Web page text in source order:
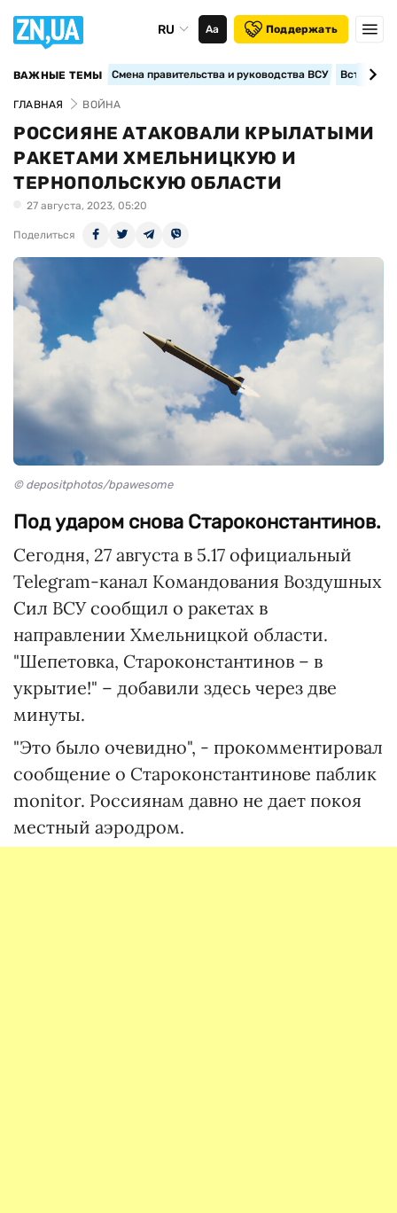
RU Аа Поддержать
ВАЖНЫЕ ТЕМЫ Смена правительства и руководства ВСУ
ГЛАВНАЯ ВОЙНА
РОССИЯНЕ АТАКОВАЛИ КРЫЛАТЫМИ
РАКЕТАМИ ХМЕЛЬНИЦКУЮ И
ТЕРНОПОЛЬСКУЮ ОБЛАСТИ
27 августа, 2023, 05:20
Поделиться
© depositphotos/bpawesome
Под ударом снова Староконстантинов.
Сегодня, 27 августа в 5.17 официальный
Telegram-канал Командования Воздушных
Сил ВСУ сообщил о ракетах в
направлении Хмельницкой области.
"Шепетовка, Староконстантинов – в
укрытие!" – добавили здесь через две
минуты.
"Это было очевидно", - прокомментировал
сообщение о Староконстантинове паблик
monitor. Россиянам давно не дает покоя
местный аэродром.